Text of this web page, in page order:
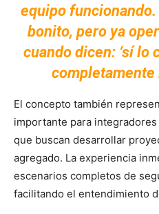
equipo
bonito, pero ya
cuando dicen: ‘sí lo
completamente
El concepto también
importante para
que buscan desarrollar
agregado. La experiencia
escenarios completos de
facilitando el entendimiento